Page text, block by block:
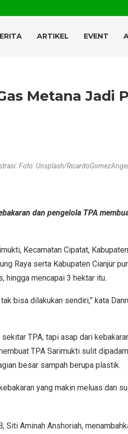
ARTIKEL EVENT
Metana Jadi
Foto: Unsplash/RicardoGomezAngel
dan pengelola TPA
Kecamatan Cipatat, Kabupaten
Raya serta Kabupaten Cianjur
hingga mencapai 3 hektar itu.
bisa dilakukan sendiri,” kata
TPA, tapi asap dari
TPA Sarimukti sulit
besar sampah berupa plastik.
yang makin meluas dan
Siti Aminah Anshoriah,